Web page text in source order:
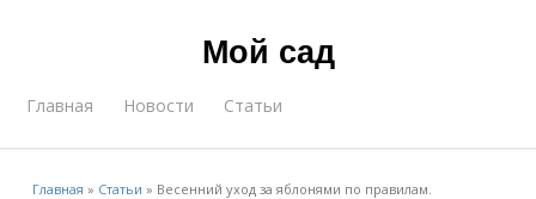
Мой сад
Главная Новости Статьи
Главная » Статьи » Весенний уход за яблонями по правилам.